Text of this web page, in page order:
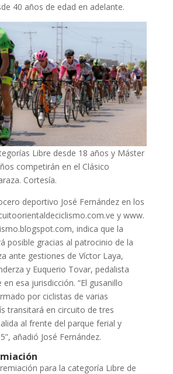
40 años de edad en adelante.
Libre desde 18 años y Máster
competirán en el Clásico
Cortesía.
deportivo José Fernández en los
y www.
indica que la
posible gracias al patrocinio de la
ante gestiones de Víctor Laya,
y Euquerio Tovar, pedalista
esa jurisdicción. “El gusanillo
por ciclistas de varias
transitará en circuito de tres
al frente del parque ferial y
añadió José Fernández.
para la categoría Libre de